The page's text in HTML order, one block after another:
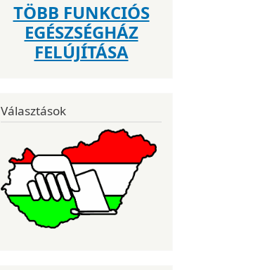
TÖBB FUNKCIÓS
EGÉSZSÉGHÁZ
FELÚJÍTÁSA
Választások